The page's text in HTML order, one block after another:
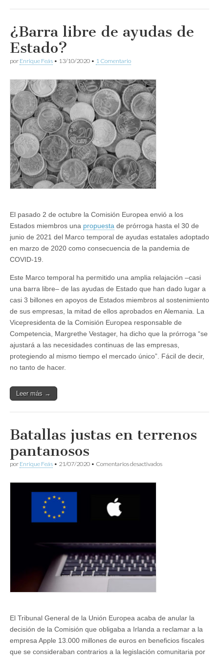
¿Barra libre de ayudas de
Estado?
por Enrique Feás • 13/10/2020 • 1 Comentario
El pasado 2 de octubre la Comisión Europea envió a los
Estados miembros una propuesta de prórroga hasta el 30 de
junio de 2021 del Marco temporal de ayudas estatales adoptado
en marzo de 2020 como consecuencia de la pandemia de
COVID-19.
Este Marco temporal ha permitido una amplia relajación –casi
una barra libre– de las ayudas de Estado que han dado lugar a
casi 3 billones en apoyos de Estados miembros al sostenimiento
de sus empresas, la mitad de ellos aprobados en Alemania. La
Vicepresidenta de la Comisión Europea responsable de
Competencia, Margrethe Vestager, ha dicho que la prórroga “se
ajustará a las necesidades continuas de las empresas,
protegiendo al mismo tiempo el mercado único”. Fácil de decir,
no tanto de hacer.
Leer más →
Batallas justas en terrenos
pantanosos
por Enrique Feás • 21/07/2020 • Comentarios desactivadosen
El Tribunal General de la Unión Europea acaba de anular la
decisión de la Comisión que obligaba a Irlanda a reclamar a la
empresa Apple 13.000 millones de euros en beneficios fiscales
que se consideraban contrarios a la legislación comunitaria por